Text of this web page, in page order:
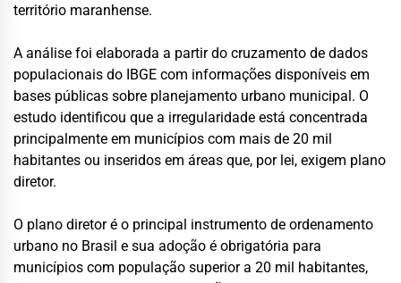
território maranhense.
A análise foi elaborada a partir do cruzamento de dados
populacionais do IBGE com informações disponíveis em
bases públicas sobre planejamento urbano municipal. O
estudo identificou que a irregularidade está concentrada
principalmente em municípios com mais de 20 mil
habitantes ou inseridos em áreas que, por lei, exigem plano
diretor.
O plano diretor é o principal instrumento de ordenamento
urbano no Brasil e sua adoção é obrigatória para
municípios com população superior a 20 mil habitantes,